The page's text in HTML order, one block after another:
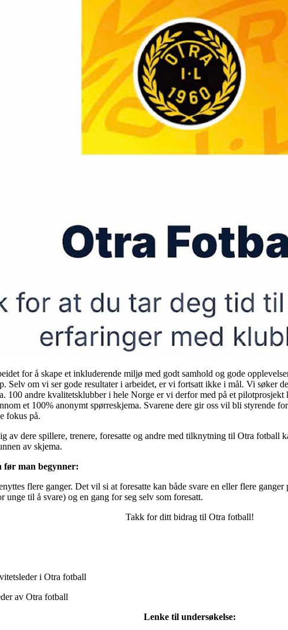
for å skape et inkluderende miljø med godt samhold og gode
Selv om vi ser gode resultater i arbeidet, er vi fortsatt ikke i mål. Vi søker
100 andre kvalitetsklubber i hele Norge er vi derfor med på et
et 100% anonymt spørreskjema. Svarene dere gir oss vil bli styrende
fokus på.
av dere spillere, trenere, foresatte og andre med tilknytning til Otra fotball
av skjema.
man begynner:
flere ganger. Det vil si at foresatte kan både svare en eller flere
unge til å svare) og en gang for seg selv som foresatt.
Takk for ditt bidrag til Otra fotball!
i Otra fotball
av Otra fotball
Lenke til undersøkelse: